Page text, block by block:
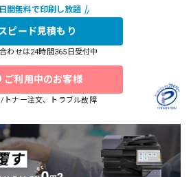
スピード見積もり
わせは24時間365日受付中
ご利用中のお客様
トナー注文、トラブル故障